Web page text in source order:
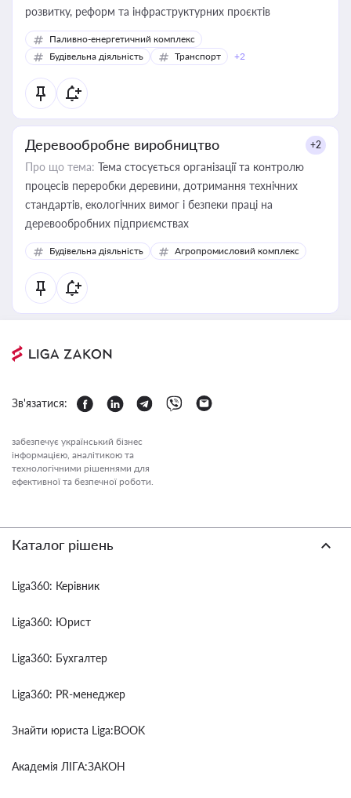
розвитку, реформ та інфраструктурних проєктів
Паливно-енергетичний комплекс
Будівельна діяльність
Транспорт +2
Деревообробне виробництво +2
Про що тема: Тема стосується організації та контролю
процесів переробки деревини, дотримання технічних
стандартів, екологічних вимог і безпеки праці на
деревообробних підприємствах
Будівельна діяльність Агропромисловий комплекс
Зв'язатися:
забезпечує український бізнес
інформацією, аналітикою та
технологічними рішеннями для
ефективної та безпечної роботи.
Каталог рішень
Liga360: Керівник
Liga360: Юрист
Liga360: Бухгалтер
Liga360: PR-менеджер
Знайти юриста Liga:BOOK
Академія ЛІГА:ЗАКОН